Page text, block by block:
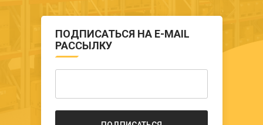
ПОДПИСАТЬСЯ НА E-MAIL
РАССЫЛКУ